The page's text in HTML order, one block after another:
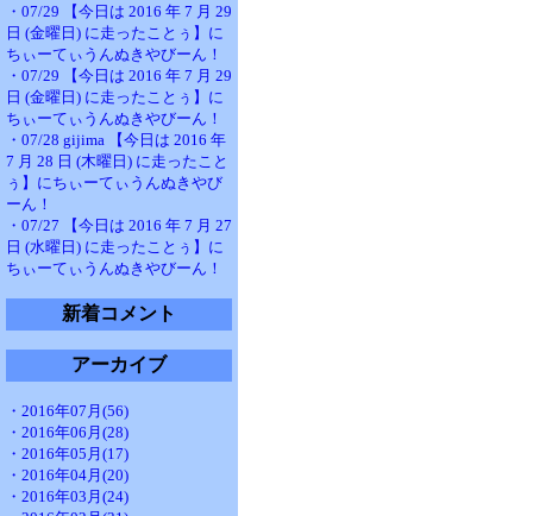
・07/29 【今日は 2016 年 7 月 29
日 (金曜日) に走ったことぅ】に
ちぃーてぃうんぬきやびーん！
・07/29 【今日は 2016 年 7 月 29
日 (金曜日) に走ったことぅ】に
ちぃーてぃうんぬきやびーん！
・07/28 gijima 【今日は 2016 年
7 月 28 日 (木曜日) に走ったこと
ぅ】にちぃーてぃうんぬきやび
ーん！
・07/27 【今日は 2016 年 7 月 27
日 (水曜日) に走ったことぅ】に
ちぃーてぃうんぬきやびーん！
新着コメント
アーカイブ
・2016年07月(56)
・2016年06月(28)
・2016年05月(17)
・2016年04月(20)
・2016年03月(24)